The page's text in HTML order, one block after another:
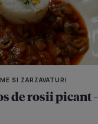
SI ZARZAVATURI
de rosii picant -